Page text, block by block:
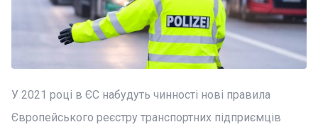
У 2021 році в ЄС набудуть чинності нові правила
Європейського реєстру транспортних підприємців